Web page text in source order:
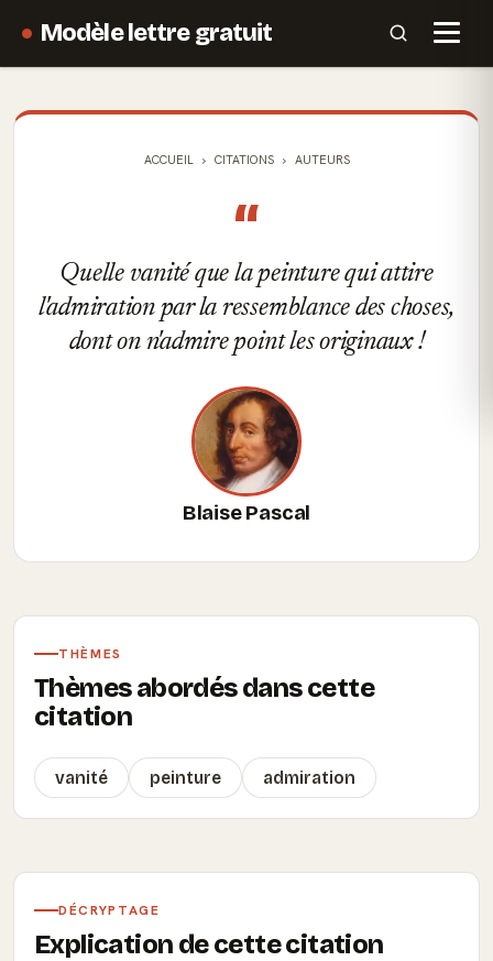
Modèle lettre gratuit
ACCUEIL CITATIONS AUTEURS
“
Quelle vanité que la peinture qui attire
l'admiration par la ressemblance des choses,
dont on n'admire point les originaux !
Blaise Pascal
THÈMES
Thèmes abordés dans cette
citation
vanité peinture admiration
DÉCRYPTAGE
Explication de cette citation